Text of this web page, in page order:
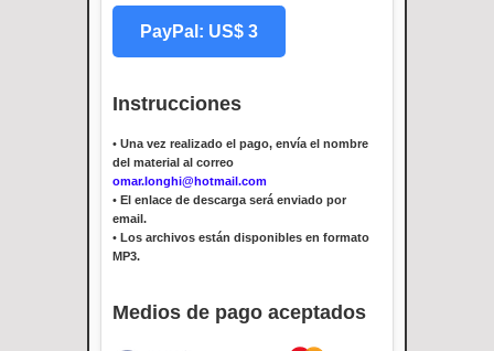
PayPal: US$ 3
Instrucciones
• Una vez realizado el pago, envía el nombre
del material al correo
omar.longhi@hotmail.com
• El enlace de descarga será enviado por
email.
• Los archivos están disponibles en formato
MP3.
Medios de pago aceptados